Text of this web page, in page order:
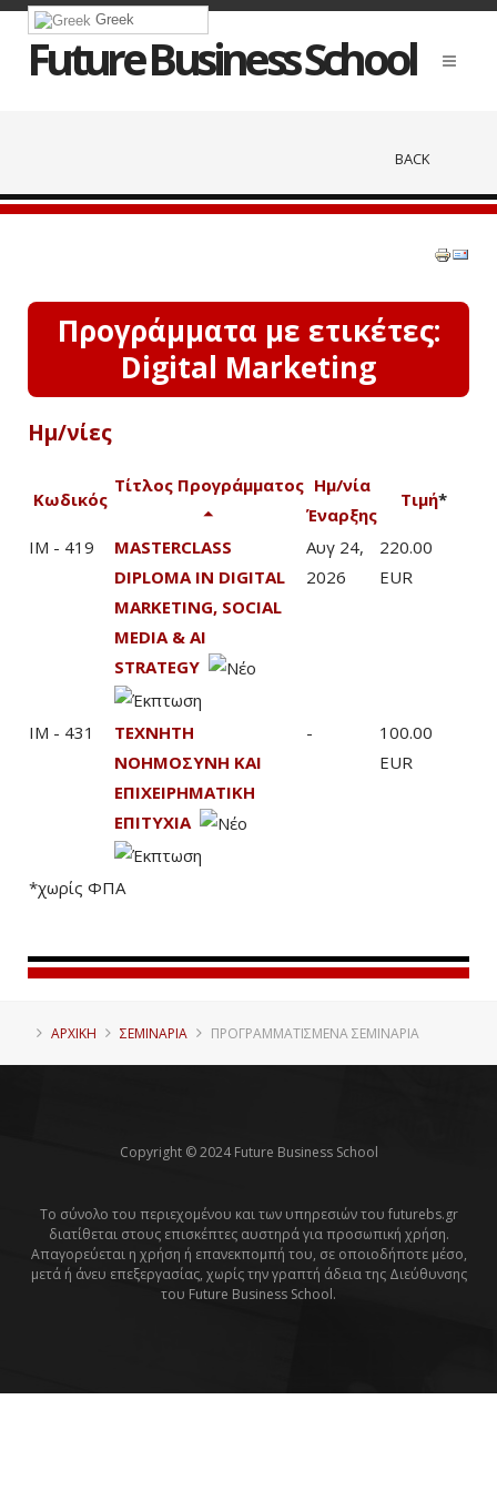
Greek
Future Business School
BACK
Προγράμματα με ετικέτες:
Digital Marketing
Ημ/νίες
Κωδικός
Τίτλος Προγράμματος Ημ/νία
Έναρξης
Τιμή*
IM - 419
MASTERCLASS
DIPLOMA IN DIGITAL
MARKETING, SOCIAL
MEDIA & AI
STRATEGY
Αυγ 24,
2026
220.00
EUR
IM - 431
ΤΕΧΝΗΤΗ
ΝΟΗΜΟΣΥΝΗ ΚΑΙ
ΕΠΙΧΕΙΡΗΜΑΤΙΚΗ
ΕΠΙΤΥΧΙΑ
-
100.00
EUR
*χωρίς ΦΠΑ
ΑΡΧΙΚΗ ΣΕΜΙΝΑΡΙΑ ΠΡΟΓΡΑΜΜΑΤΙΣΜΈΝΑ ΣΕΜΙΝΆΡΙΑ
Copyright © 2024 Future Business School
Το σύνολο του περιεχομένου και των υπηρεσιών του futurebs.gr
διατίθεται στους επισκέπτες αυστηρά για προσωπική χρήση.
Απαγορεύεται η χρήση ή επανεκπομπή του, σε οποιοδήποτε μέσο,
μετά ή άνευ επεξεργασίας, χωρίς την γραπτή άδεια της Διεύθυνσης
του Future Business School.